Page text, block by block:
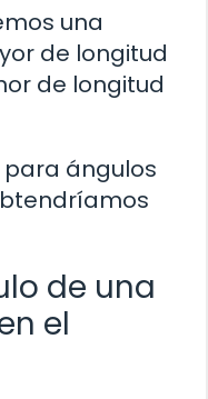
una
de longitud
de longitud
ángulos
de una
el